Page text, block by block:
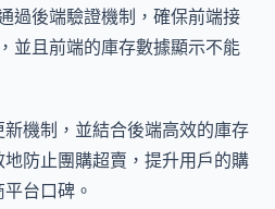
過後端驗證機制，確保前端接
並且前端的庫存數據顯示不能
機制，並結合後端高效的庫存
防止團購超賣，提升用戶的購
台口碑。